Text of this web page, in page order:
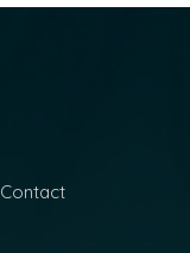
Contact